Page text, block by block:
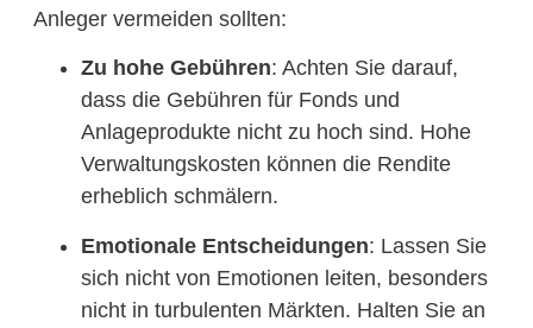
Anleger vermeiden sollten:
Zu hohe Gebühren: Achten Sie darauf,
dass die Gebühren für Fonds und
Anlageprodukte nicht zu hoch sind. Hohe
Verwaltungskosten können die Rendite
erheblich schmälern.
Emotionale Entscheidungen: Lassen Sie
sich nicht von Emotionen leiten, besonders
nicht in turbulenten Märkten. Halten Sie an